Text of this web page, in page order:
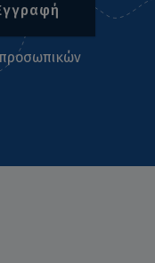
προσωπικών